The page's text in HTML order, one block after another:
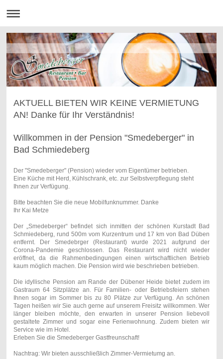
AKTUELL BIETEN WIR KEINE VERMIETUNG
AN! Danke für Ihr Verständnis!
Willkommen in der Pension "Smedeberger" in
Bad Schmiedeberg
Der "Smedeberger" (Pension) wieder vom Eigentümer betrieben.
Eine Küche mit Herd, Kühlschrank, etc. zur Selbstverpflegung steht
Ihnen zur Verfügung.
Bitte beachten Sie die neue Mobilfunknummer. Danke
Ihr Kai Metze
Der „Smedeberger“ befindet sich inmitten der schönen Kurstadt Bad
Schmiedeberg, rund 500m vom Kurzentrum und 17 km von Bad Düben
entfernt. Der Smedebrger (Restaurant) wurde 2021 aufgrund der
Corona-Pandemie geschlossen. Das Restaurant wird nicht wieder
eröffnet, da die Rahmenbedingungen einen wirtschaftlichen Betrieb
kaum möglich machen. Die Pension wird wie beschrieben betrieben.
Die idyllische Pension am Rande der Dübener Heide bietet zudem im
Gastraum 64 Sitzplätze an. Für Familien- oder Betriebsfeiern stehen
Ihnen sogar im Sommer bis zu 80 Plätze zur Verfügung. An schönen
Tagen heißen wir Sie auch gerne auf unserem Freisitz willkommen. Wer
länger bleiben möchte, den erwarten in unserer Pension liebevoll
gestaltete Zimmer und sogar eine Ferienwohnung. Zudem bieten wir
Service wie im Hotel.
Erleben Sie die Smedeberger Gastfreunschaft!
Nachtrag: Wir bieten ausschließlich Zimmer-Vermietumg an.